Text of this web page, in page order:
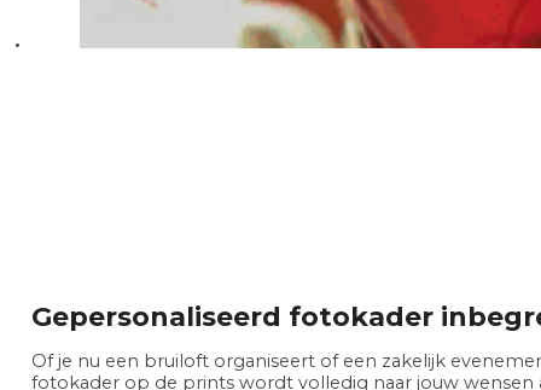
Gepersonaliseerd fotokader
Of je nu een bruiloft organiseert of een zakelijk
fotokader op de prints wordt volledig naar jouw wensen